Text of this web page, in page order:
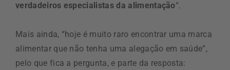
verdadeiros especialistas da alimentação“.
Mais ainda, “hoje é muito raro encontrar uma marca
alimentar que não tenha uma alegação em saúde”,
pelo que fica a pergunta, e parte da resposta: